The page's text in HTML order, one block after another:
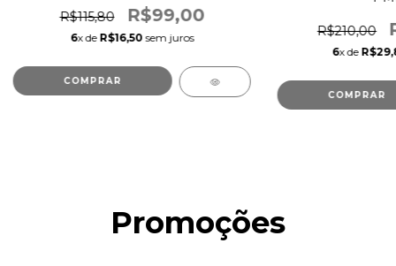
R$115,80 R$99,00
6x de R$16,50 sem juros
COMPRAR
R$210,00
6x de
COMPRAR
Promoções